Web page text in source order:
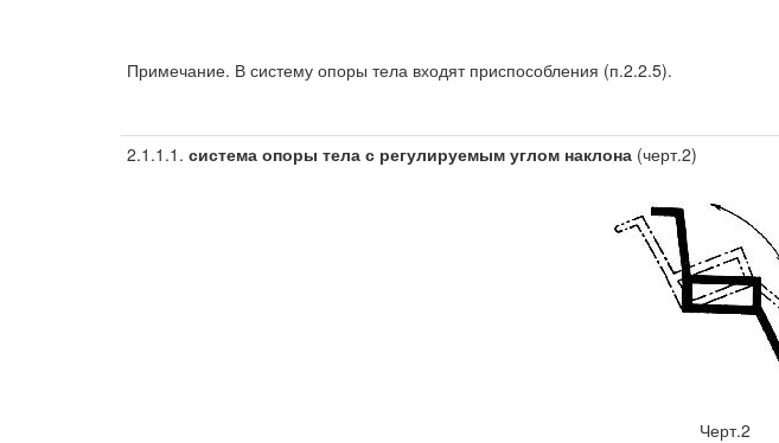
Примечание. В систему опоры тела входят приспособления (п.2.2.5).
2.1.1.1. система опоры тела с регулируемым углом наклона (черт.2)
Черт.2